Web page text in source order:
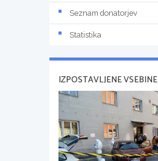
Seznam donatorjev
Statistika
IZPOSTAVLJENE VSEBINE